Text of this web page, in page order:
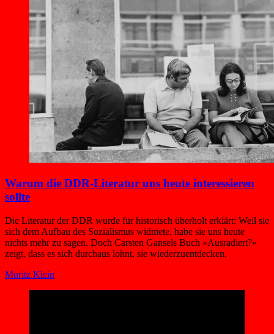
Warum die DDR-Literatur uns heute interessieren
sollte
Die Literatur der DDR wurde für historisch überholt erklärt: Weil sie
sich dem Aufbau des Sozialismus widmete, habe sie uns heute
nichts mehr zu sagen. Doch Carsten Gansels Buch »Ausradiert?«
zeigt, dass es sich durchaus lohnt, sie wiederzuentdecken.
Moritz Klein